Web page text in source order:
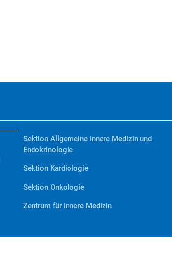
Sektion Allgemeine Innere Medizin und
Endokrinologie
Sektion Kardiologie
Sektion Onkologie
Zentrum für Innere Medizin